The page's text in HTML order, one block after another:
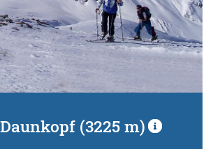
(3225 m)